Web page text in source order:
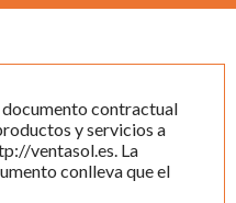
documento contractual
y servicios a
ventasol.es. La
conlleva que el